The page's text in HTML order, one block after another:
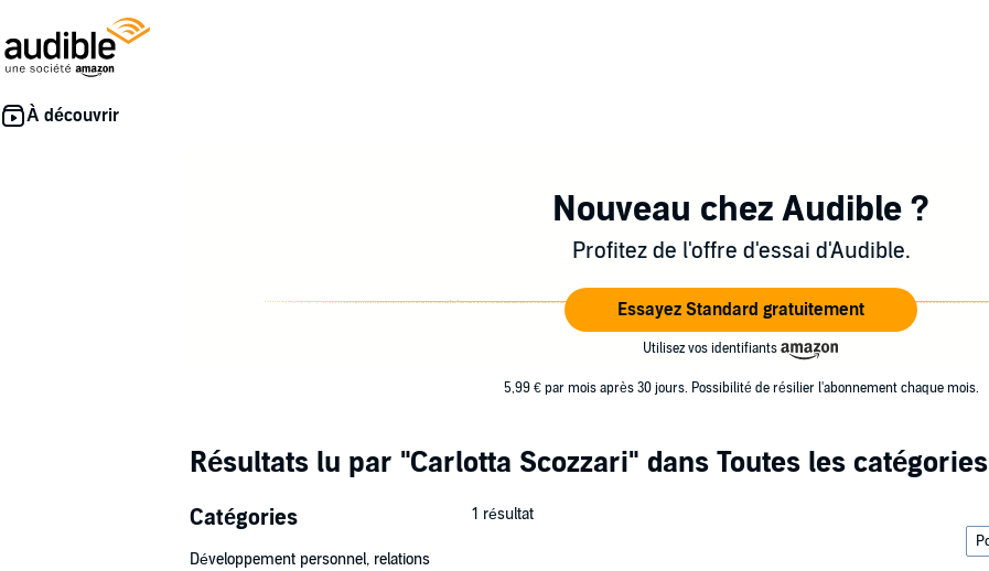
Nouveau chez Audible ?
Profitez de l'offre d'essai d'Audible.
Essayez Standard gratuitement
Utilisez vos identifiants
5,99 € par mois après 30 jours. Possibilité de résilier l'abonnement chaque mois.
Résultats lu par "Carlotta Scozzari" dans Toutes les catégories
Catégories
Développement personnel, relations
1 résultat